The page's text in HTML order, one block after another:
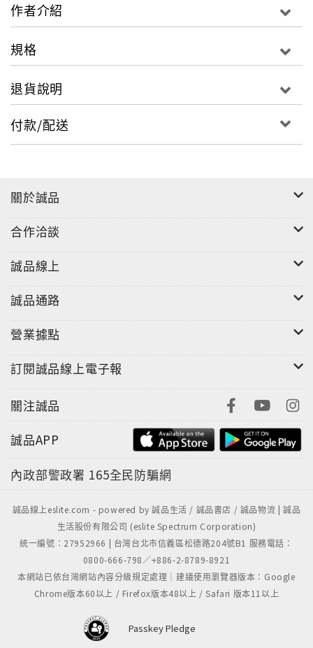
作者介紹
規格
退貨說明
付款/配送
關於誠品
合作洽談
誠品線上
誠品通路
營業據點
訂閱誠品線上電子報
關注誠品
誠品APP
內政部警政署 165全民防騙網
誠品線上eslite.com - powered by 誠品生活 / 誠品書店 / 誠品物流 | 誠品
生活股份有限公司 (eslite Spectrum Corporation)
統一編號：27952966 | 台灣台北市信義區松德路204號B1 服務電話：
0800-666-798／+886-2-8789-8921
本網站已依台灣網站內容分級規定處理｜建議使用瀏覽器版本：Google
Chrome版本60以上 / Firefox版本48以上 / Safari 版本11以上
Passkey Pledge